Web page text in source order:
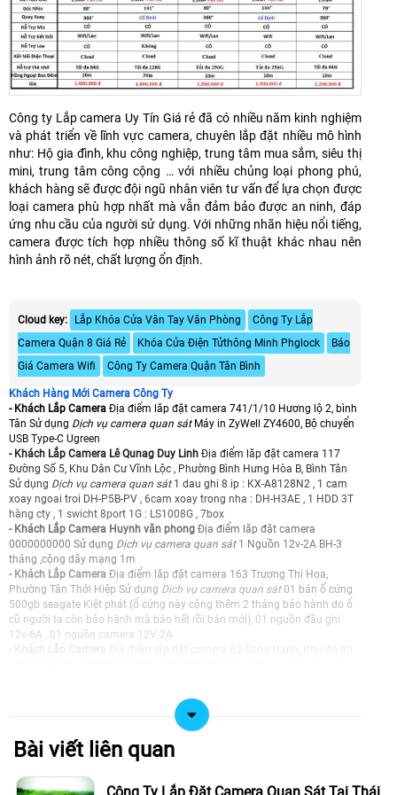
Công ty Lắp camera Uy Tín Giá rẻ đã có nhiều năm kinh nghiệm
và phát triển về lĩnh vực camera, chuyên lắp đặt nhiều mô hình
như: Hộ gia đình, khu công nghiệp, trung tâm mua sắm, siêu thị
mini, trung tâm công cộng … với nhiều chủng loại phong phú,
khách hàng sẽ được đội ngũ nhân viên tư vấn để lựa chọn được
loại camera phù hợp nhất mà vẫn đảm bảo được an ninh, đáp
ứng nhu cầu của người sử dụng. Với những nhãn hiệu nổi tiếng,
camera được tích hợp nhiều thông số kĩ thuật khác nhau nên
hình ảnh rõ nét, chất lượng ổn định.
Cloud key: Lắp Khóa Cửa Vân Tay Văn Phòng
Công Ty Lắp
Camera Quận 8 Giá Rẻ
Khóa Cửa Điện Tửthông Minh Phglock
Báo
Giá Camera Wifi
Công Ty Camera Quận Tân Bình
Khách Hàng Mới Camera Công Ty
- Khách Lắp Camera Địa điểm lăp đặt camera 741/1/10 Hương lộ 2, bình
Tân Sử dụng Dịch vụ camera quan sát Máy in ZyWell ZY4600, Bộ chuyển
USB Type-C Ugreen
- Khách Lắp Camera Lê Qunag Duy Linh Địa điểm lăp đặt camera 117
Đường Số 5, Khu Dân Cư Vĩnh Lộc , Phường Bình Hưng Hòa B, Bình Tân
Sử dụng Dịch vụ camera quan sát 1 dau ghi 8 ip : KX-A8128N2 , 1 cam
xoay ngoai troi DH-P5B-PV , 6cam xoay trong nha : DH-H3AE , 1 HDD 3T
hàng cty , 1 swicht 8port 1G : LS1008G , 7box
- Khách Lắp Camera Huynh văn phong Địa điểm lăp đặt camera
0000000000 Sử dụng Dịch vụ camera quan sát 1 Nguồn 12v-2A BH-3
tháng ,cộng dây mạng 1m
- Khách Lắp Camera Địa điểm lăp đặt camera 163 Trương Thi Hoa,
Phường Tân Thới Hiệp Sử dụng Dịch vụ camera quan sát01 bán ổ cứng
500gb seagate Kiệt phát (ổ cứng này cộng thêm 2 tháng bảo hành do ổ
cũ người ta còn bảo hành mà báo hết rồi bán mới), 01 nguồn đầu ghi
12v-6A , 01 nguồn camera 12V-2A
Địa điểm lăp đặt camera 39 đường 22 phường bình phú tphcm Sử dụng
NVR-N110-8A0E 1cai , HDD toshiba 2T 1cai ,
swicht 8 dahua 1G cua cty 1cai , A32 5cai , IMOU Titan Pro IPC-U7LP-
6V0NE 1cai
camera 21 đường 26,khu phố 2,phường cát lái, quận thủ đức | Cụm công
Bài viết liên quan